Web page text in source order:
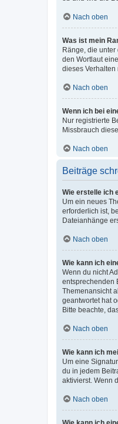
Nach oben
Was ist mein
Ränge, die
den Wortlaut
dieses
Nach oben
Wenn ich bei
Nur registrierte
Missbrauch
Nach oben
Beiträge
Wie erstelle ich
Um ein neues
erforderlich ist,
Dateianhänge
Nach oben
Wie kann ich
Wenn du nicht
entsprechenden
Themenansicht
geantwortet hat
Bitte beachte,
Nach oben
Wie kann ich
Um eine
du in jedem
aktivierst. Wenn
Nach oben